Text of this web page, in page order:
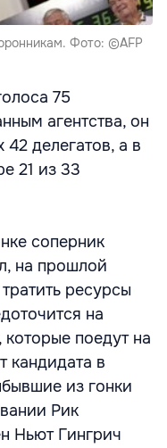
Фото: ©AFP
75
агентства, он
делегатов, а в
21 из 33
соперник
на прошлой
ресурсы
на
которые поедут на
кандидата в
из гонки
Рик
Ньют Гингрич